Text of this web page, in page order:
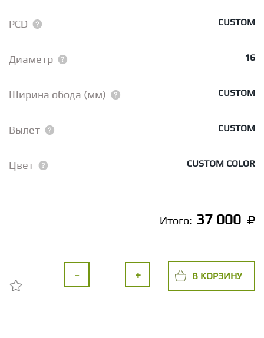
PCD CUSTOM
Диаметр 16
Ширина обода (мм) CUSTOM
Вылет CUSTOM
Цвет CUSTOM COLOR
Итого: 37 000
- + В КОРЗИНУ